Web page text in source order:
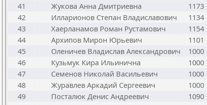
41
Жукова Анна Дмитриевна 1173
42
Илларионов Степан Владиславович 1134
43
Хаерланамов Роман Рустамович 1154
44
Архипов Мирон Юрьевич 1101
45
Оленичев Владислав Александрович 1000
46
Кузьмук Кира Ильинична 1000
47
Семенов Николай Васильевич 1000
48
Журавлев Аркадий Сергеевич 1000
49
Посталюк Денис Андреевич 1090